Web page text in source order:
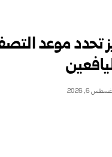
تحدد موعد
6, 2026